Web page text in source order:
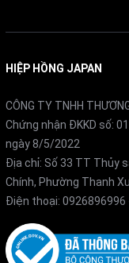
5. Đèn LED chiếu
HIỆP HỒNG JAPAN
CÔNG TY TNHH
Chứng nhận ĐKKD số:
ngày 8/5/2022
Địa chỉ: Số 33 TT Thủy
Chính, Phường Thanh
Điện thoại: 0926896996